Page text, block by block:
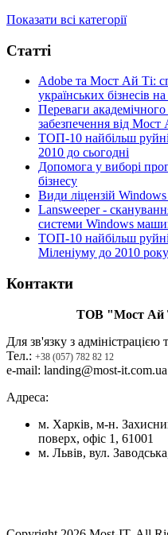
Показати всі категорії
Статті
Adobe та Мост Ай Ті:
українських бізнесів
Переваги
забезпечення від Мост
ТОП-10 найбільш
2010 до сьогодні
Допомога у виборі
бізнесу
Види ліцензій
Lansweeper -
системи Windows
ТОП-10 найбільш
Міленіуму до 2010 року
Контакти
ТОВ "Мост Ай
Для зв'язку з
Тел.: +38 (057) 782 82 12
e-mail: landing@most-it.com.ua
Адреса:
м. Харків, м-н.
поверх, офіс 1, 61001
м. Львів, вул.